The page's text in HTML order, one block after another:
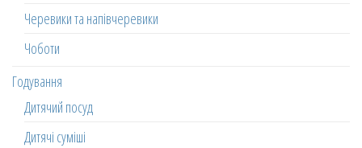
Черевики та напівчеревики
Чоботи
Годування
Дитячий посуд
Дитячі суміші